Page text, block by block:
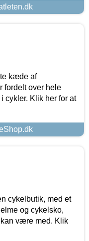
kæde af
fordelt over hele
cykler. Klik her for at
cykelbutik, med et
og cykelsko,
være med. Klik